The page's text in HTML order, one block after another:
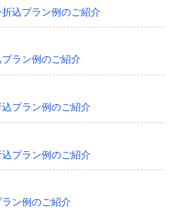
込プラン例のご紹介
ラン例のご紹介
プラン例のご紹介
プラン例のご紹介
ン例のご紹介